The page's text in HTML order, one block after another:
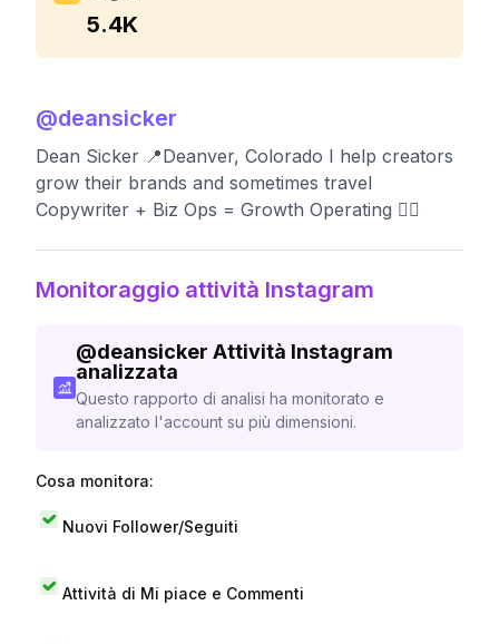
5.4K
@deansicker
Dean Sicker 📍Deanver, Colorado I help creators
grow their brands and sometimes travel
Copywriter + Biz Ops = Growth Operating 👇🏻
Monitoraggio attività Instagram
@deansicker Attività Instagram
analizzata
Questo rapporto di analisi ha monitorato e
analizzato l'account su più dimensioni.
Cosa monitora:
Nuovi Follower/Seguiti
Attività di Mi piace e Commenti